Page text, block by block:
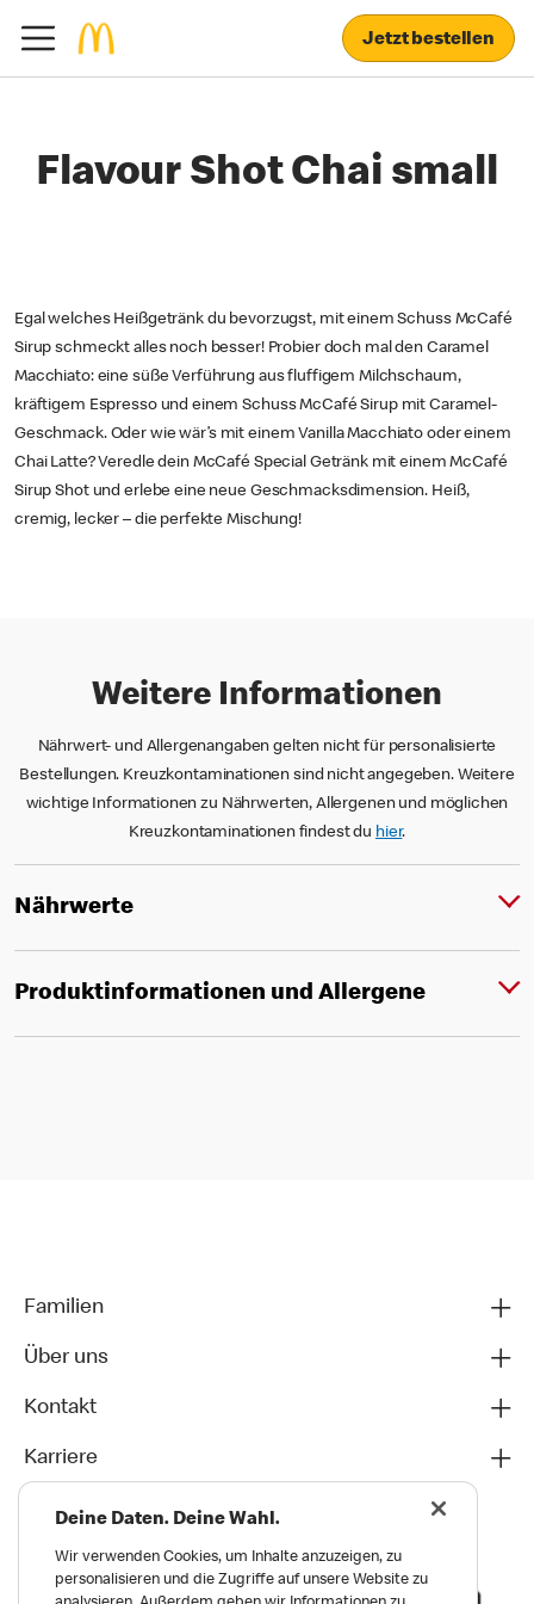
Jetzt bestellen
Flavour Shot Chai small
Egal welches Heißgetränk du bevorzugst, mit einem Schuss McCafé
Sirup schmeckt alles noch besser! Probier doch mal den Caramel
Macchiato: eine süße Verführung aus fluffigem Milchschaum,
kräftigem Espresso und einem Schuss McCafé Sirup mit Caramel-
Geschmack. Oder wie wär’s mit einem Vanilla Macchiato oder einem
Chai Latte? Veredle dein McCafé Special Getränk mit einem McCafé
Sirup Shot und erlebe eine neue Geschmacksdimension. Heiß,
cremig, lecker – die perfekte Mischung!
Weitere Informationen
Nährwert- und Allergenangaben gelten nicht für personalisierte
Bestellungen. Kreuzkontaminationen sind nicht angegeben. Weitere
wichtige Informationen zu Nährwerten, Allergenen und möglichen
Kreuzkontaminationen findest du hier.
Nährwerte
Produktinformationen und Allergene
Familien
Über uns
Kontakt
Karriere
Deine Daten. Deine Wahl.
Wir verwenden Cookies, um Inhalte anzuzeigen, zu
personalisieren und die Zugriffe auf unsere Website zu